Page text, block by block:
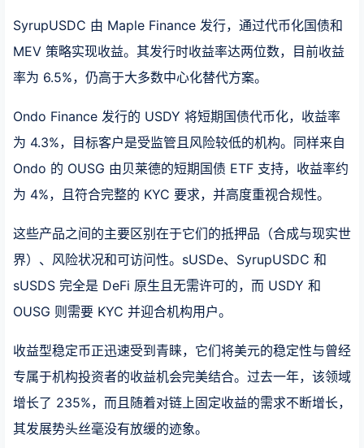
SyrupUSDC 由 Maple Finance 发行，通过代币化国债和
MEV 策略实现收益。其发行时收益率达两位数，目前收益
率为 6.5%，仍高于大多数中心化替代方案。
Ondo Finance 发行的 USDY 将短期国债代币化，收益率
为 4.3%，目标客户是受监管且风险较低的机构。同样来自
Ondo 的 OUSG 由贝莱德的短期国债 ETF 支持，收益率约
为 4%，且符合完整的 KYC 要求，并高度重视合规性。
这些产品之间的主要区别在于它们的抵押品（合成与现实世
界）、风险状况和可访问性。sUSDe、SyrupUSDC 和
sUSDS 完全是 DeFi 原生且无需许可的，而 USDY 和
OUSG 则需要 KYC 并迎合机构用户。
收益型稳定币正迅速受到青睐，它们将美元的稳定性与曾经
专属于机构投资者的收益机会完美结合。过去一年，该领域
增长了 235%，而且随着对链上固定收益的需求不断增长，
其发展势头丝毫没有放缓的迹象。